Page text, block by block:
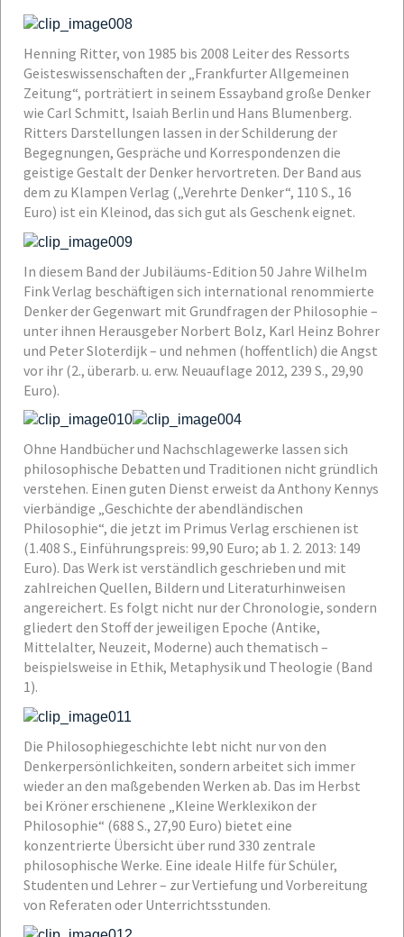
Henning Ritter, von 1985 bis 2008 Leiter des Ressorts
Geisteswissenschaften der „Frankfurter Allgemeinen
Zeitung“, porträtiert in seinem Essayband große Denker
wie Carl Schmitt, Isaiah Berlin und Hans Blumenberg.
Ritters Darstellungen lassen in der Schilderung der
Begegnungen, Gespräche und Korrespondenzen die
geistige Gestalt der Denker hervortreten. Der Band aus
dem zu Klampen Verlag („Verehrte Denker“, 110 S., 16
Euro) ist ein Kleinod, das sich gut als Geschenk eignet.
In diesem Band der Jubiläums-Edition 50 Jahre Wilhelm
Fink Verlag beschäftigen sich international renommierte
Denker der Gegenwart mit Grundfragen der Philosophie –
unter ihnen Herausgeber Norbert Bolz, Karl Heinz Bohrer
und Peter Sloterdijk – und nehmen (hoffentlich) die Angst
vor ihr (2., überarb. u. erw. Neuauflage 2012, 239 S., 29,90
Euro).
Ohne Handbücher und Nachschlagewerke lassen sich
philosophische Debatten und Traditionen nicht gründlich
verstehen. Einen guten Dienst erweist da Anthony Kennys
vierbändige „Geschichte der abendländischen
Philosophie“, die jetzt im Primus Verlag erschienen ist
(1.408 S., Einführungspreis: 99,90 Euro; ab 1. 2. 2013: 149
Euro). Das Werk ist verständlich geschrieben und mit
zahlreichen Quellen, Bildern und Literaturhinweisen
angereichert. Es folgt nicht nur der Chronologie, sondern
gliedert den Stoff der jeweiligen Epoche (Antike,
Mittelalter, Neuzeit, Moderne) auch thematisch –
beispielsweise in Ethik, Metaphysik und Theologie (Band
1).
Die Philosophiegeschichte lebt nicht nur von den
Denkerpersönlichkeiten, sondern arbeitet sich immer
wieder an den maßgebenden Werken ab. Das im Herbst
bei Kröner erschienene „Kleine Werklexikon der
Philosophie“ (688 S., 27,90 Euro) bietet eine
konzentrierte Übersicht über rund 330 zentrale
philosophische Werke. Eine ideale Hilfe für Schüler,
Studenten und Lehrer – zur Vertiefung und Vorbereitung
von Referaten oder Unterrichtsstunden.